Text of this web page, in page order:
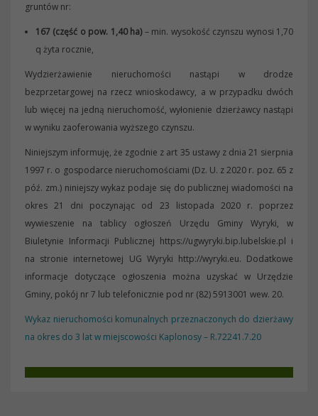
gruntów nr:
167 (część o pow. 1,40 ha)– min. wysokość czynszu wynosi 1,70
q żyta rocznie,
Wydzierżawienie nieruchomości nastąpi w drodze
bezprzetargowej na rzecz wnioskodawcy, a w przypadku dwóch
lub więcej na jedną nieruchomość, wyłonienie dzierżawcy nastąpi
w wyniku zaoferowania wyższego czynszu.
Niniejszym informuję, że zgodnie z art 35 ustawy z dnia 21 sierpnia
1997 r. o gospodarce nieruchomościami (Dz. U. z 2020 r. poz. 65 z
póź. zm.) niniejszy wykaz podaje się do publicznej wiadomości na
okres 21 dni poczynając od 23 listopada 2020 r. poprzez
wywieszenie na tablicy ogłoszeń Urzędu Gminy Wyryki, w
Biuletynie Informacji Publicznej https://ugwyryki.bip.lubelskie.pl i
na stronie internetowej UG Wyryki http://wyryki.eu. Dodatkowe
informacje dotyczące ogłoszenia można uzyskać w Urzędzie
Gminy, pokój nr 7 lub telefonicznie pod nr (82) 5913001 wew. 20.
Wykaz nieruchomości komunalnych przeznaczonych do dzierżawy
na okres do 3 lat w miejscowości Kaplonosy – R.72241.7.20